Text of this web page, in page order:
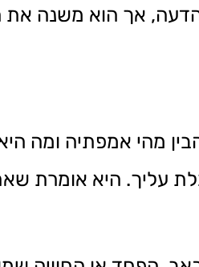
אך הוא משנה את
מהי אמפתיה ומה
עליך. היא אומרת